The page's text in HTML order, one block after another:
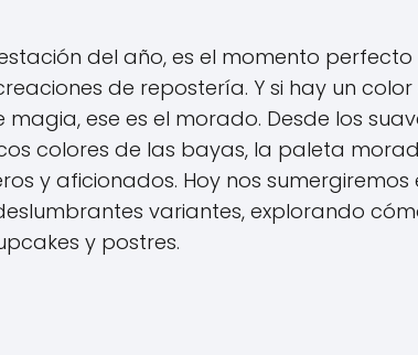
del año, es el momento
de repostería. Y si hay un
ese es el morado. Desde los
colores de las bayas, la paleta
y aficionados. Hoy nos sumergiremos
variantes, explorando
y postres.